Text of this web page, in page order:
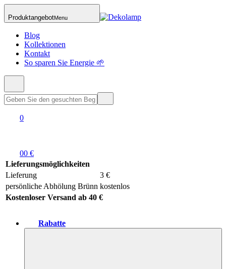
ProduktangebotMenu
Blog
Kollektionen
Kontakt
So sparen Sie Energie 🌱
0
00 €
Lieferungsmöglichkeiten
Lieferung
3 €
persönliche Abhölung Brünn kostenlos
Kostenloser Versand ab 40 €
Rabatte